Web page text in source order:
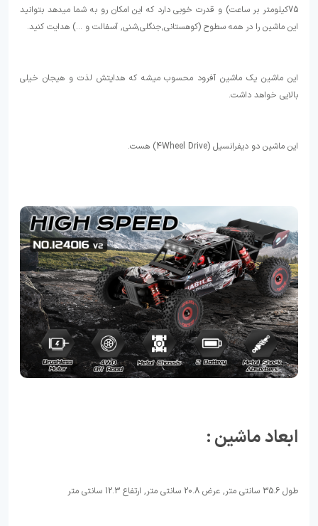
75کیلومتر بر ساعت) و قدرت خوبی دارد که این امکان رو به شما میدهد بتوانید
این ماشین را در همه سطوح (کوهستانی,جنگلی,شنی, آسفالت و ...) هدایت کنید.
این ماشین یک ماشین آفرود محسوب میشه که هدایتش لذت و هیجان خیلی
بالایی خواهد داشت.
این ماشین دو دیفرانسیل (4Wheel Drive) هست.
ابعاد ماشین :
طول 35.6 سانتی متر, عرض 20.8 سانتی متر, ارتفاع 12.3 سانتی متر